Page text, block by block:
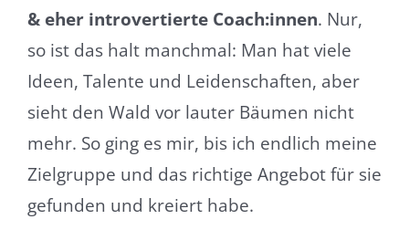
& eher introvertierte Coach:innen. Nur,
so ist das halt manchmal: Man hat viele
Ideen, Talente und Leidenschaften, aber
sieht den Wald vor lauter Bäumen nicht
mehr. So ging es mir, bis ich endlich meine
Zielgruppe und das richtige Angebot für sie
gefunden und kreiert habe.